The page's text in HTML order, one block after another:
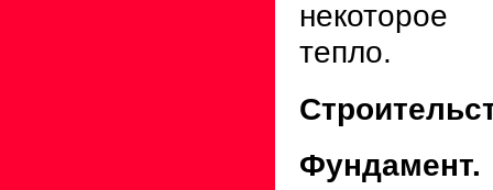
некоторое
тепло.
Фундамент.